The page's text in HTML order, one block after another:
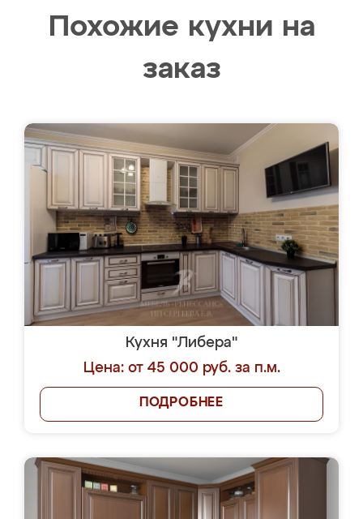
Похожие кухни на
заказ
Кухня "Либера"
Цена: от 45 000 руб. за п.м.
ПОДРОБНЕЕ